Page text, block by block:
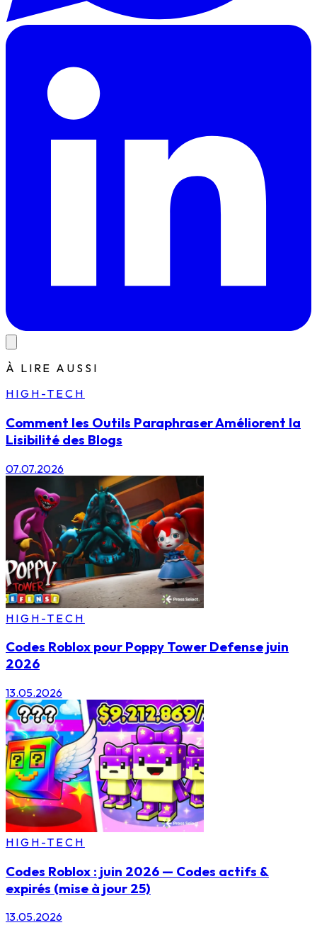
À LIRE AUSSI
HIGH-TECH
Comment les Outils Paraphraser Améliorent la
Lisibilité des Blogs
07.07.2026
HIGH-TECH
Codes Roblox pour Poppy Tower Defense juin
2026
13.05.2026
HIGH-TECH
Codes Roblox : juin 2026 — Codes actifs &
expirés (mise à jour 25)
13.05.2026